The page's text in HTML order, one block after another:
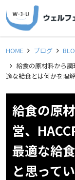
HOME ブログ
給食の原材料から
適な給食とは何かを理
給食の原
営、
最適な給
と思ってい